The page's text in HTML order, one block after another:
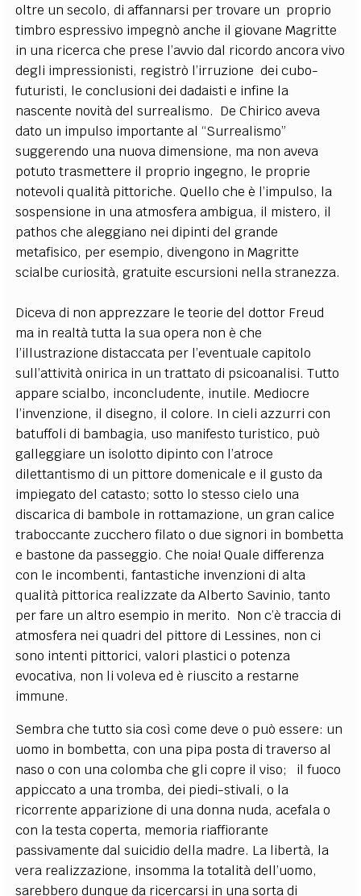
oltre un secolo, di affannarsi per trovare un proprio
timbro espressivo impegnò anche il giovane Magritte
in una ricerca che prese l’avvio dal ricordo ancora vivo
degli impressionisti, registrò l’irruzione dei cubo-
futuristi, le conclusioni dei dadaisti e infine la
nascente novità del surrealismo. De Chirico aveva
dato un impulso importante al “Surrealismo”
suggerendo una nuova dimensione, ma non aveva
potuto trasmettere il proprio ingegno, le proprie
notevoli qualità pittoriche. Quello che è l’impulso, la
sospensione in una atmosfera ambigua, il mistero, il
pathos che aleggiano nei dipinti del grande
metafisico, per esempio, divengono in Magritte
scialbe curiosità, gratuite escursioni nella stranezza.
Diceva di non apprezzare le teorie del dottor Freud
ma in realtà tutta la sua opera non è che
l’illustrazione distaccata per l’eventuale capitolo
sull’attività onirica in un trattato di psicoanalisi. Tutto
appare scialbo, inconcludente, inutile. Mediocre
l’invenzione, il disegno, il colore. In cieli azzurri con
batuffoli di bambagia, uso manifesto turistico, può
galleggiare un isolotto dipinto con l’atroce
dilettantismo di un pittore domenicale e il gusto da
impiegato del catasto; sotto lo stesso cielo una
discarica di bambole in rottamazione, un gran calice
traboccante zucchero filato o due signori in bombetta
e bastone da passeggio. Che noia! Quale differenza
con le incombenti, fantastiche invenzioni di alta
qualità pittorica realizzate da Alberto Savinio, tanto
per fare un altro esempio in merito. Non c’è traccia di
atmosfera nei quadri del pittore di Lessines, non ci
sono intenti pittorici, valori plastici o potenza
evocativa, non li voleva ed è riuscito a restarne
immune.
Sembra che tutto sia così come deve o può essere: un
uomo in bombetta, con una pipa posta di traverso al
naso o con una colomba che gli copre il viso; il fuoco
appiccato a una tromba, dei piedi-stivali, o la
ricorrente apparizione di una donna nuda, acefala o
con la testa coperta, memoria riaffiorante
passivamente dal suicidio della madre. La libertà, la
vera realizzazione, insomma la totalità dell’uomo,
sarebbero dunque da ricercarsi in una sorta di